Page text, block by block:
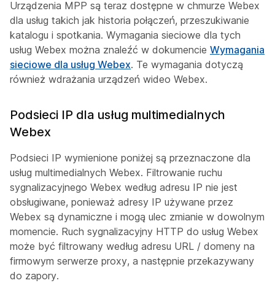
Urządzenia MPP są teraz dostępne w chmurze Webex
dla usług takich jak historia połączeń, przeszukiwanie
katalogu i spotkania. Wymagania sieciowe dla tych
usług Webex można znaleźć w dokumencie Wymagania
sieciowe dla usług Webex. Te wymagania dotyczą
również wdrażania urządzeń wideo Webex.
Podsieci IP dla usług multimedialnych
Webex
Podsieci IP wymienione poniżej są przeznaczone dla
usług multimedialnych Webex. Filtrowanie ruchu
sygnalizacyjnego Webex według adresu IP nie jest
obsługiwane, ponieważ adresy IP używane przez
Webex są dynamiczne i mogą ulec zmianie w dowolnym
momencie. Ruch sygnalizacyjny HTTP do usług Webex
może być filtrowany według adresu URL / domeny na
firmowym serwerze proxy, a następnie przekazywany
do zapory.